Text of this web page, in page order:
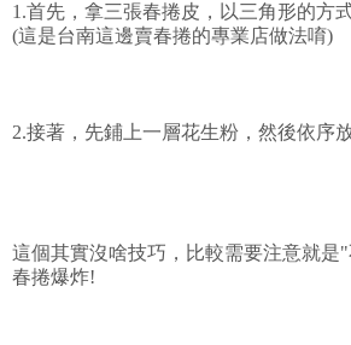
1.首先，拿三張春捲皮，以三角形的方式
(這是台南這邊賣春捲的專業店做法唷)
2.接著，先鋪上一層花生粉，然後依序
這個其實沒啥技巧，比較需要注意就是
春捲爆炸!